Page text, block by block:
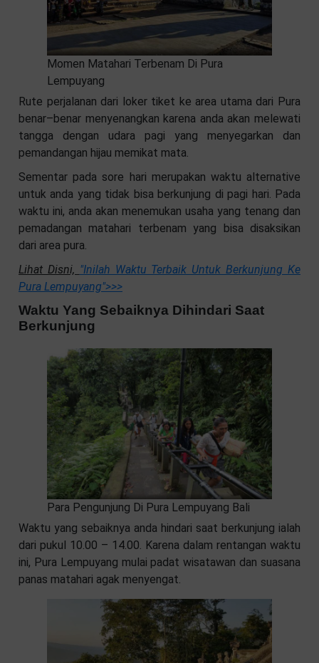
Momen Matahari Terbenam Di Pura
Lempuyang
Rute perjalanan dari loker tiket ke area utama dari Pura
benar–benar menyenangkan karena anda akan melewati
tangga dengan udara pagi yang menyegarkan dan
pemandangan hijau memikat mata.
Sementar pada sore hari merupakan waktu alternative
untuk anda yang tidak bisa berkunjung di pagi hari. Pada
waktu ini, anda akan menemukan usaha yang tenang dan
pemadangan matahari terbenam yang bisa disaksikan
dari area pura.
Lihat Disni, "Inilah Waktu Terbaik Untuk Berkunjung Ke
Pura Lempuyang">>>
Waktu Yang Sebaiknya Dihindari Saat
Berkunjung
Para Pengunjung Di Pura Lempuyang Bali
Waktu yang sebaiknya anda hindari saat berkunjung ialah
dari pukul 10.00 – 14.00. Karena dalam rentangan waktu
ini, Pura Lempuyang mulai padat wisatawan dan suasana
panas matahari agak menyengat.